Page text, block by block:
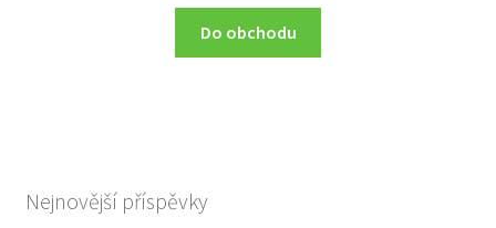
Do obchodu
Nejnovější příspěvky